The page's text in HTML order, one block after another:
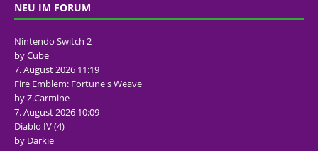
NEU IM FORUM
Nintendo Switch 2
by Cube
7. August 2026 11:19
Fire Emblem: Fortune's Weave
by Z.Carmine
7. August 2026 10:09
Diablo IV (4)
by Darkie